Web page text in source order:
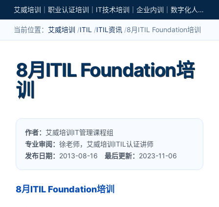
艾威培训｜职业认证培训｜IT技术培训｜企业内训｜数字化人才培养
当前位置： 艾威培训 ITIL ITIL资讯 8月ITIL Foundation培训
8月ITIL Foundation培
训
作者： 艾威培训IT管理课程组
专业审阅：徐老师，艾威培训ITIL认证讲师
发布日期： 2013-08-16最后更新： 2023-11-06
8月ITIL Foundation培训